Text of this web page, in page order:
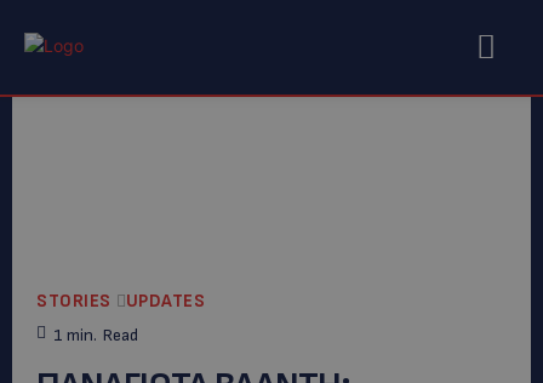
STORIES UPDATES
1 min. Read